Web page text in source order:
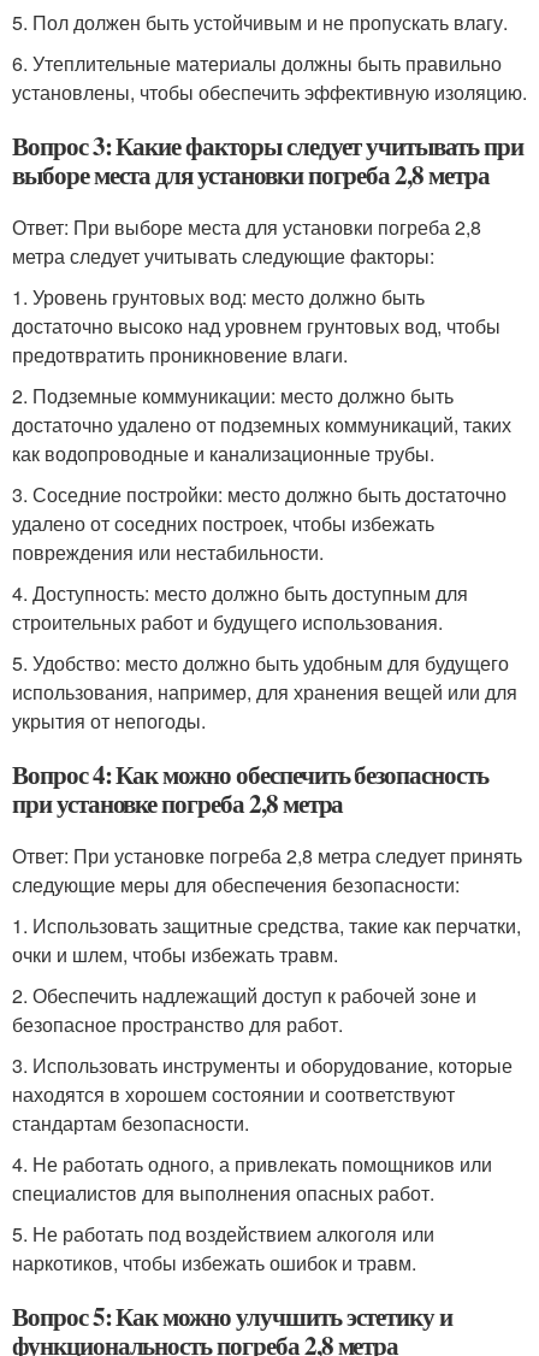
5. Пол должен быть устойчивым и не пропускать влагу.
6. Утеплительные материалы должны быть правильно
установлены, чтобы обеспечить эффективную изоляцию.
Вопрос 3: Какие факторы следует учитывать при
выборе места для установки погреба 2,8 метра
Ответ: При выборе места для установки погреба 2,8
метра следует учитывать следующие факторы:
1. Уровень грунтовых вод: место должно быть
достаточно высоко над уровнем грунтовых вод, чтобы
предотвратить проникновение влаги.
2. Подземные коммуникации: место должно быть
достаточно удалено от подземных коммуникаций, таких
как водопроводные и канализационные трубы.
3. Соседние постройки: место должно быть достаточно
удалено от соседних построек, чтобы избежать
повреждения или нестабильности.
4. Доступность: место должно быть доступным для
строительных работ и будущего использования.
5. Удобство: место должно быть удобным для будущего
использования, например, для хранения вещей или для
укрытия от непогоды.
Вопрос 4: Как можно обеспечить безопасность
при установке погреба 2,8 метра
Ответ: При установке погреба 2,8 метра следует принять
следующие меры для обеспечения безопасности:
1. Использовать защитные средства, такие как перчатки,
очки и шлем, чтобы избежать травм.
2. Обеспечить надлежащий доступ к рабочей зоне и
безопасное пространство для работ.
3. Использовать инструменты и оборудование, которые
находятся в хорошем состоянии и соответствуют
стандартам безопасности.
4. Не работать одного, а привлекать помощников или
специалистов для выполнения опасных работ.
5. Не работать под воздействием алкоголя или
наркотиков, чтобы избежать ошибок и травм.
Вопрос 5: Как можно улучшить эстетику и
функциональность погреба 2,8 метра